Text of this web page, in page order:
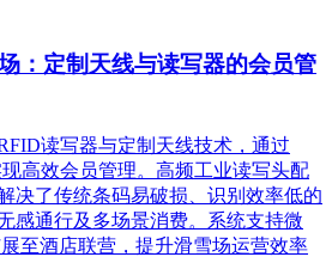
：定制天线与读写器的会员管
读写器与定制天线技术，通过
高效会员管理。高频工业读写头配
决了传统条码易破损、识别效率低的
感通行及多场景消费。系统支持微
至酒店联营，提升滑雪场运营效率